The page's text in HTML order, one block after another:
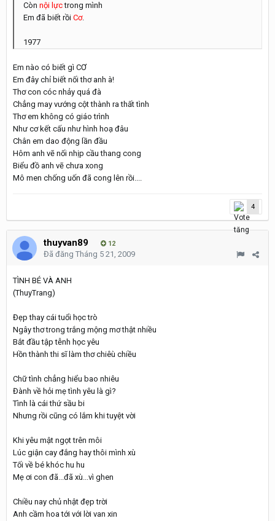
Còn nội lựctrong mình
Em đã biết rồi Cơ.
1977
Em nào có biết gì CƠ
Em đây chỉ biết nối thơ anh à!
Thơ con cóc nhảy quá đà
Chẳng may vướng cột thành ra thất tình
Thơ em không có giáo trình
Như cơ kết cấu như hình hoạ đâu
Chân em dao động lần đầu
Hôm anh vẽ nối nhịp cầu thang cong
Biểu đồ anh vẽ chưa xong
Mô men chống uốn đã cong lên rồi....
4
thuyvan89 12
Đã đăng Tháng 5 21, 2009
TÌNH BÉ VÀ ANH
(ThuyTrang)
Đẹp thay cái tuổi học trò
Ngây thơ trong trắng mộng mơ thật nhiều
Bắt đầu tập tễnh học yêu
Hồn thành thi sĩ làm thơ chiêù chiều
Chữ tình chẳng hiểu bao nhiêu
Đành về hỏi mẹ tình yêu là gì?
Tình là cái thứ sầu bi
Nhưng rồi cũng có lắm khi tuyệt vời
Khi yêu mật ngọt trên môi
Lúc giận cay đắng hay thôi mình xù
Tối về bé khóc hu hu
Mẹ ơi con đã...đã xù...vì ghen
Chiều nay chủ nhật đẹp trời
Anh cầm hoa tới với lời van xin